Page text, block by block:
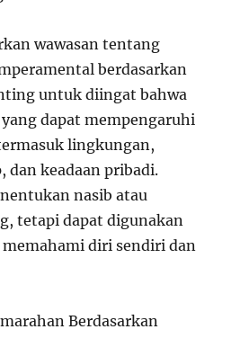
wawasan tentang
berdasarkan
untuk diingat bahwa
dapat mempengaruhi
lingkungan,
dan keadaan pribadi.
nasib atau
tetapi dapat digunakan
diri sendiri dan
Berdasarkan